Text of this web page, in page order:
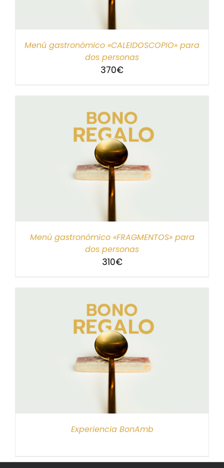
Menú gastronómico «CALEIDOSCOPIO» para
dos personas
370€
Menú gastronómico «FRAGMENTOS» para
dos personas
310€
Experiencia BonAmb